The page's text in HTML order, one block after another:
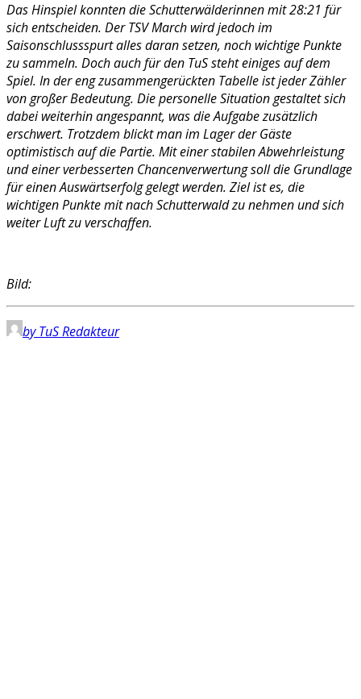
Das Hinspiel konnten die Schutterwälderinnen mit 28:21 für
sich entscheiden. Der TSV March wird jedoch im
Saisonschlussspurt alles daran setzen, noch wichtige Punkte
zu sammeln. Doch auch für den TuS steht einiges auf dem
Spiel. In der eng zusammengerückten Tabelle ist jeder Zähler
von großer Bedeutung. Die personelle Situation gestaltet sich
dabei weiterhin angespannt, was die Aufgabe zusätzlich
erschwert. Trotzdem blickt man im Lager der Gäste
optimistisch auf die Partie. Mit einer stabilen Abwehrleistung
und einer verbesserten Chancenverwertung soll die Grundlage
für einen Auswärtserfolg gelegt werden. Ziel ist es, die
wichtigen Punkte mit nach Schutterwald zu nehmen und sich
weiter Luft zu verschaffen.
Bild:
by TuS Redakteur